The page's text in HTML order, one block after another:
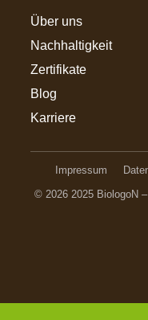
Über uns
Nachhaltigkeit
Zertifikate
Blog
Karriere
Impressum
© 2026 2025 BiologoN